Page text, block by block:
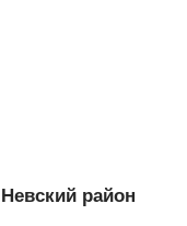
район